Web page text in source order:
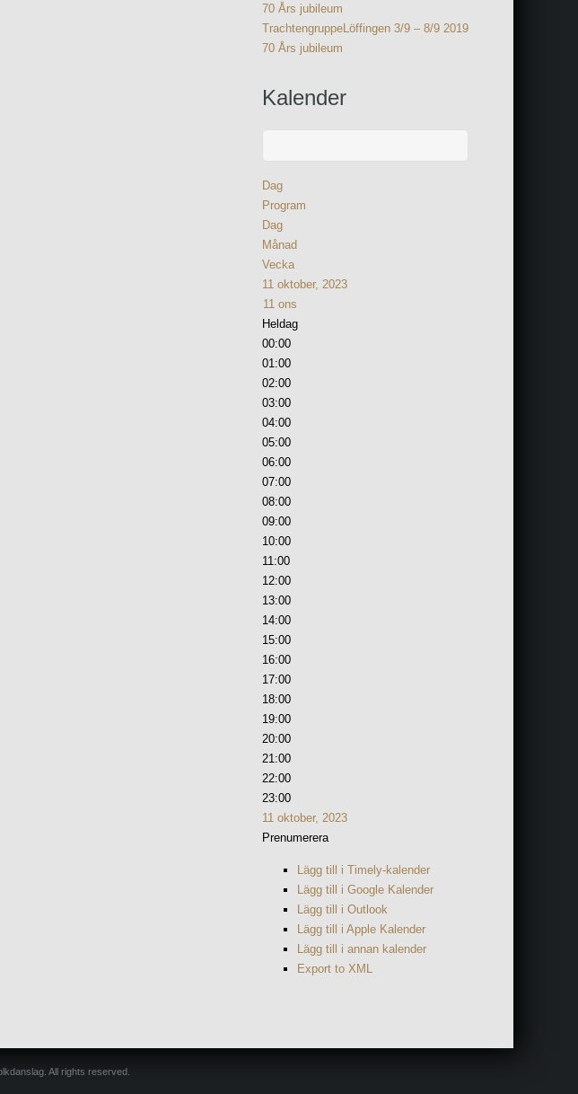
70 Års jubileum
TrachtengruppeLöffingen 3/9 – 8/9 2019
70 Års jubileum
Kalender
Dag
Program
Dag
Månad
Vecka
11 oktober, 2023
11 ons
Heldag
00:00
01:00
02:00
03:00
04:00
05:00
06:00
07:00
08:00
09:00
10:00
11:00
12:00
13:00
14:00
15:00
16:00
17:00
18:00
19:00
20:00
21:00
22:00
23:00
11 oktober, 2023
Prenumerera
Lägg till i Timely-kalender
Lägg till i Google Kalender
Lägg till i Outlook
Lägg till i Apple Kalender
Lägg till i annan kalender
Export to XML
All rights reserved.